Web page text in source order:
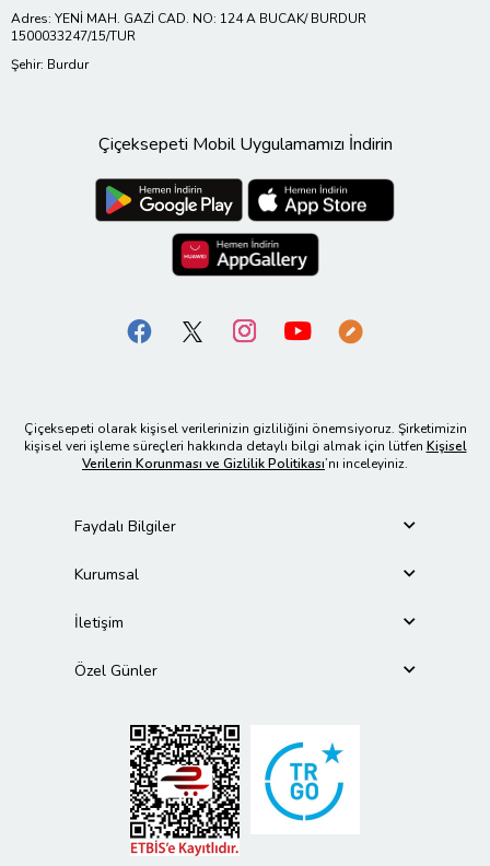
Adres: YENİ MAH. GAZİ CAD. NO: 124 A BUCAK/ BURDUR
1500033247/15/TUR
Şehir: Burdur
Çiçeksepeti Mobil Uygulamamızı İndirin
Çiçeksepeti olarak kişisel verilerinizin gizliliğini önemsiyoruz. Şirketimizin
kişisel veri işleme süreçleri hakkında detaylı bilgi almak için lütfen Kişisel
Verilerin Korunması ve Gizlilik Politikası’nı inceleyiniz.
Faydalı Bilgiler
Kurumsal
İletişim
Özel Günler